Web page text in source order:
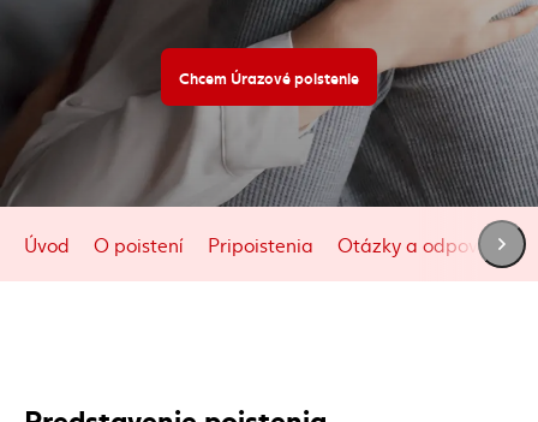
Chcem Úrazové poistenie
Úvod O poistení Pripoistenia Otázky a odpovede